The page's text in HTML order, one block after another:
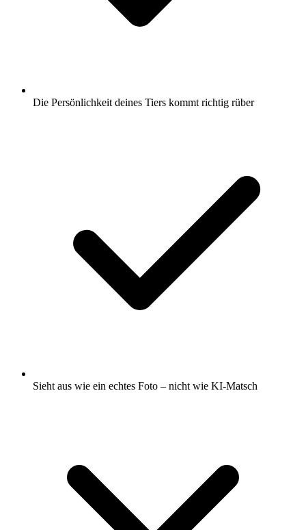
Die Persönlichkeit deines Tiers kommt richtig rüber
Sieht aus wie ein echtes Foto – nicht wie KI-Matsch